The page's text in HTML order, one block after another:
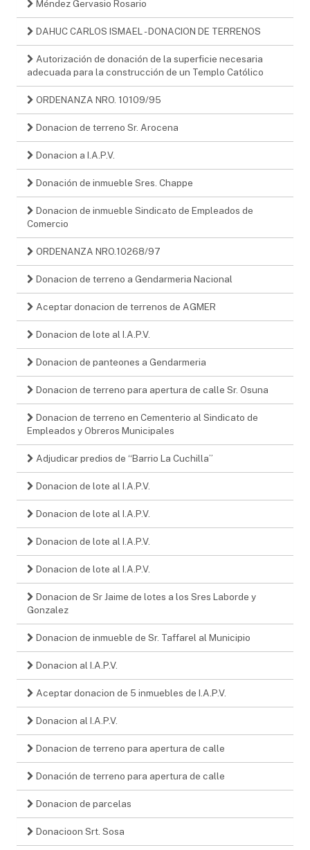
Méndez Gervasio Rosario
DAHUC CARLOS ISMAEL - DONACION DE TERRENOS
Autorización de donación de la superficie necesaria
adecuada para la construcción de un Templo Católico
ORDENANZA NRO. 10109/95
Donacion de terreno Sr. Arocena
Donacion a I.A.P.V.
Donación de inmueble Sres. Chappe
Donacion de inmueble Sindicato de Empleados de
Comercio
ORDENANZA NRO.10268/97
Donacion de terreno a Gendarmeria Nacional
Aceptar donacion de terrenos de AGMER
Donacion de lote al I.A.P.V.
Donacion de panteones a Gendarmeria
Donacion de terreno para apertura de calle Sr. Osuna
Donacion de terreno en Cementerio al Sindicato de
Empleados y Obreros Municipales
Adjudicar predios de “Barrio La Cuchilla”
Donacion de lote al I.A.P.V.
Donacion de lote al I.A.P.V.
Donacion de lote al I.A.P.V.
Donacion de lote al I.A.P.V.
Donacion de Sr Jaime de lotes a los Sres Laborde y
Gonzalez
Donacion de inmueble de Sr. Taffarel al Municipio
Donacion al I.A.P.V.
Aceptar donacion de 5 inmuebles de I.A.P.V.
Donacion al I.A.P.V.
Donacion de terreno para apertura de calle
Donación de terreno para apertura de calle
Donacion de parcelas
Donacioon Srt. Sosa